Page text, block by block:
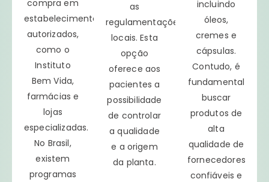
compra em
estabelecimentos
autorizados,
como o
Instituto
Bem Vida,
farmácias e
lojas
especializadas.
No Brasil,
existem
programas
as
regulamentações
locais. Esta
opção
oferece aos
pacientes a
possibilidade
de controlar
a qualidade
e a origem
da planta.
incluindo
óleos,
cremes e
cápsulas.
Contudo, é
fundamental
buscar
produtos de
alta
qualidade de
fornecedores
confiáveis e